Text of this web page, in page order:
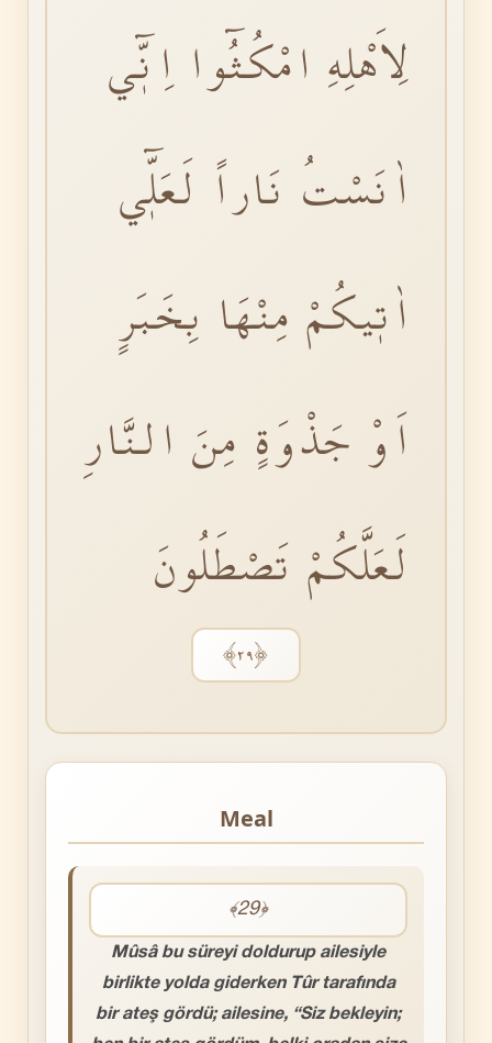
لِاَهْلِهِ امْكُثُٓوا اِنّٖٓي
اٰنَسْتُ نَاراً لَعَلّٖٓي
اٰتٖيكُمْ مِنْهَا بِخَبَرٍ
اَوْ جَذْوَةٍ مِنَ النَّارِ
لَعَلَّكُمْ تَصْطَلُونَ
﴿٢٩﴾
Meal
﴾29﴿
Mûsâ bu süreyi doldurup ailesiyle
birlikte yolda giderken Tûr tarafında
bir ateş gördü; ailesine, “Siz bekleyin;